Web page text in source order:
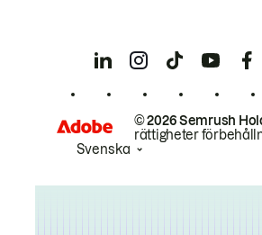
© 2026 Semrush
rättigheter
Svenska